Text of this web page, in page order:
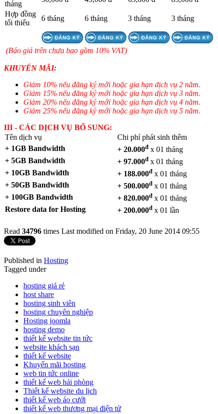
tháng
Hợp đồng
tối thiểu
6 tháng 6 tháng 3 tháng 3 tháng
(Báo giá trên chưa bao gồm 10% VAT)
KHUYẾN MÃI:
Giảm 10% nếu đăng ký mới hoặc gia hạn dịch vụ 2 năm.
Giảm 15% nếu đăng ký mới hoặc gia hạn dịch vụ 3 năm.
Giảm 20% nếu đăng ký mới hoặc gia hạn dịch vụ 4 năm.
Giảm 25% nếu đăng ký mới hoặc gia hạn dịch vụ 5 năm.
III - CÁC DỊCH VỤ BỔ SUNG:
Tên dịch vụ
Chi phí phát sinh thêm
+ 1GB Bandwidth
+ 20.000đ x 01 tháng
+ 5GB Bandwidth
+ 97.000đ x 01 tháng
+ 10GB Bandwidth
+ 188.000đ x 01 tháng
+ 50GB Bandwidth
+ 500.000đ x 01 tháng
+ 100GB Bandwidth
+ 820.000đ x 01 tháng
Restore data for Hosting
+ 200.000đ x 01 lần
Read 34796 times Last modified on Friday, 20 June 2014 09:55
Published in Hosting
Tagged under
hosting giá rẻ
host share
hosting sinh viên
hosting chuyên nghiệp
Hosting joomla
hosting demo
thiết kế website tin tức
website khách sạn
thiết kế website
Khuyến mãi hosting
web tin tức online
thiết kế web hải phòng
Thiết kế website du lịch
thiết kế web áo cưới
thiết kế web thương mại điện tử